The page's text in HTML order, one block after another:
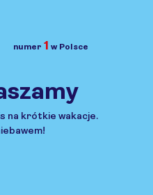
numer 1 w Polsce
na krótkie wakacje.